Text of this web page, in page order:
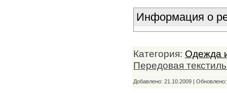
Информация о
Категория: Одежда
Передовая
Добавлено: 21.10.2009 |